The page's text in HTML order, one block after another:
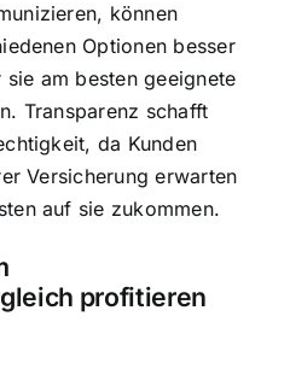
können
Optionen besser
am besten geeignete
Transparenz schafft
da Kunden
Versicherung erwarten
auf sie zukommen.
profitieren